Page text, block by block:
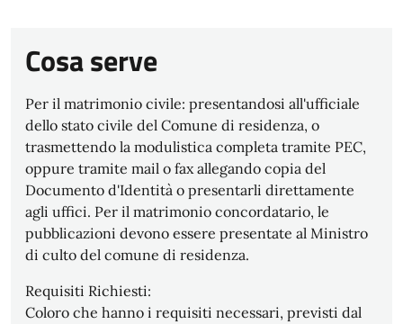
Cosa serve
Per il matrimonio civile: presentandosi all'ufficiale
dello stato civile del Comune di residenza, o
trasmettendo la modulistica completa tramite PEC,
oppure tramite mail o fax allegando copia del
Documento d'Identità o presentarli direttamente
agli uffici. Per il matrimonio concordatario, le
pubblicazioni devono essere presentate al Ministro
di culto del comune di residenza.
Requisiti Richiesti:
Coloro che hanno i requisiti necessari, previsti dal